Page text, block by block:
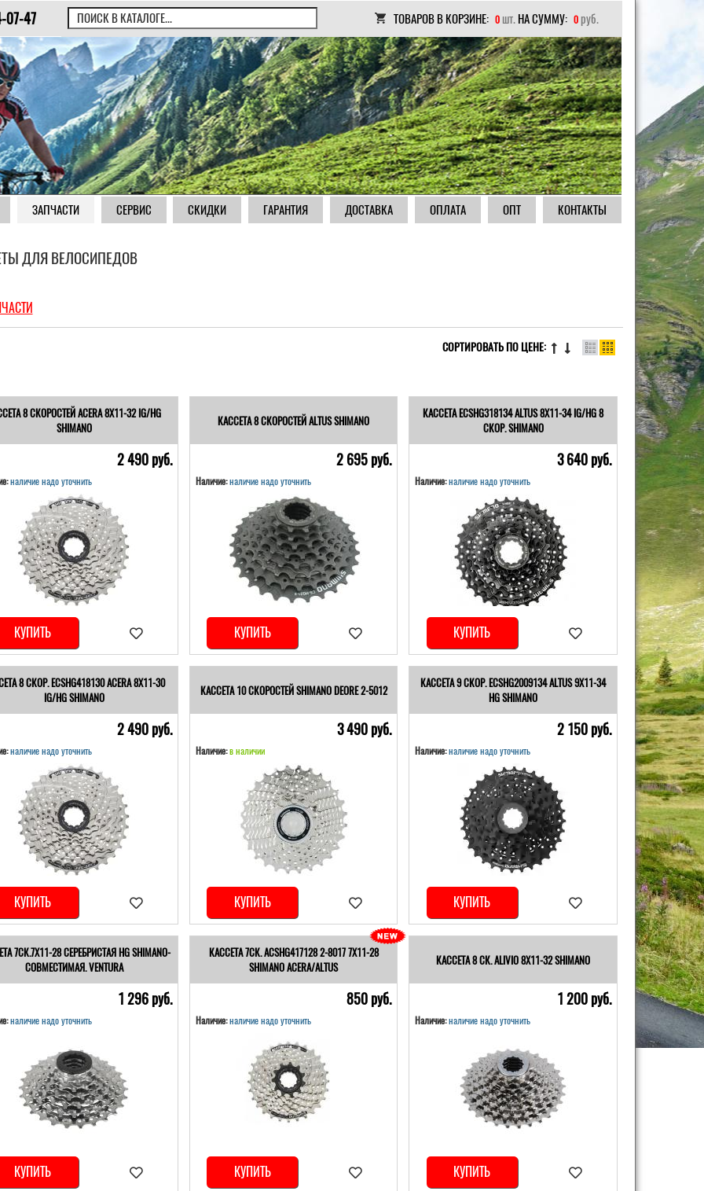
07-47 ТОВАРОВ В КОРЗИНЕ: 0 шт. НА СУММУ: 0 руб.
ЗАПЧАСТИ СЕРВИС СКИДКИ ГАРАНТИЯ ДОСТАВКА ОПЛАТА ОПТ КОНТАКТЫ
ДЛЯ ВЕЛОСИПЕДОВ
СОРТИРОВАТЬ ПО ЦЕНЕ:
8 СКОРОСТЕЙ ACERA 8Х11-32 IG/HG
SHIMANO
2 490 pуб.
наличие надо уточнить
КУПИТЬ
КАССЕТА 8 СКОРОСТЕЙ ALTUS SHIMANO
2 695 pуб.
Наличие:наличие надо уточнить
КУПИТЬ
КАССЕТА ECSHG318134 ALTUS 8Х11-34 IG/HG 8
СКОР. SHIMANO
3 640 pуб.
Наличие:наличие надо уточнить
КУПИТЬ
8 СКОР. ECSHG418130 ACERA 8Х11-30
IG/HG SHIMANO
2 490 pуб.
наличие надо уточнить
КУПИТЬ
КАССЕТА 10 СКОРОСТЕЙ SHIMANO DEORE 2-5012
3 490 pуб.
Наличие:в наличии
КУПИТЬ
КАССЕТА 9 СКОР. ECSHG2009134 ALTUS 9Х11-34
HG SHIMANO
2 150 pуб.
Наличие:наличие надо уточнить
КУПИТЬ
7СК.7Х11-28 СЕРЕБРИСТАЯ HG SHIMANO-
СОВМЕСТИМАЯ. VENTURA
1 296 pуб.
наличие надо уточнить
КУПИТЬ
КАССЕТА 7СК. ACSHG417128 2-8017 7Х11-28
SHIMANO ACERA/ALTUS
850 pуб.
Наличие:наличие надо уточнить
КУПИТЬ
КАССЕТА 8 СК. ALIVIO 8Х11-32 SHIMANO
1 200 pуб.
Наличие:наличие надо уточнить
КУПИТЬ